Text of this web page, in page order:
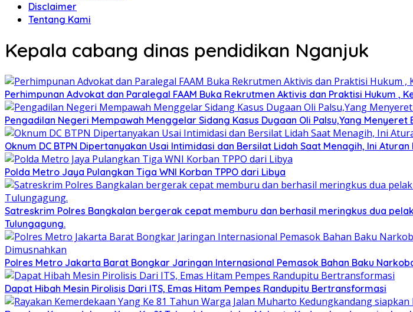
Disclaimer
Tentang Kami
Kepala cabang dinas pendidikan Nganjuk
Perhimpunan Advokat dan Paralegal FAAM Buka Rekrutmen Aktivis dan Praktisi Hukum ,
Pengadilan Negeri Mempawah Menggelar Sidang Kasus Dugaan Oli Palsu,Yang
Oknum DC BTPN Dipertanyakan Usai Intimidasi dan Bersilat Lidah Saat Menagih, Ini
Polda Metro Jaya Pulangkan Tiga WNI Korban TPPO dari Libya
Satreskrim Polres Bangkalan bergerak cepat memburu dan berhasil meringkus dua
Tulungagung.
Polres Metro Jakarta Barat Bongkar Jaringan Internasional Pemasok Bahan Baku
Dapat Hibah Mesin Pirolisis Dari ITS, Emas Hitam Pempes Randupitu Bertransformasi